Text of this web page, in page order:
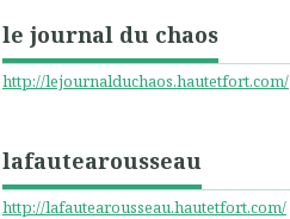
le journal du chaos
http://lejournalduchaos.hautetfort.com/
lafautearousseau
http://lafautearousseau.hautetfort.com/